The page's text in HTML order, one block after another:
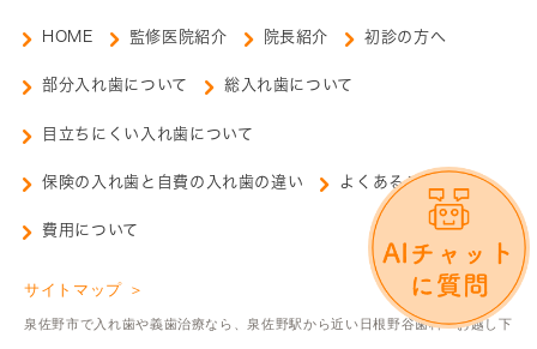
HOME 監修医院紹介 院長紹介 初診の方へ
部分入れ歯について 総入れ歯について
目立ちにくい入れ歯について
保険の入れ歯と自費の入れ歯の違い よくあるご質問
費用について
サイトマップ ＞
泉佐野市で入れ歯や義歯治療なら、泉佐野駅から近い日根野谷歯科へお越し下